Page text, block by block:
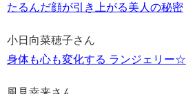
たるんだ顔が引き上がる美人の秘密
小日向菜穂子さん
身体も心も変化する ランジェリー☆